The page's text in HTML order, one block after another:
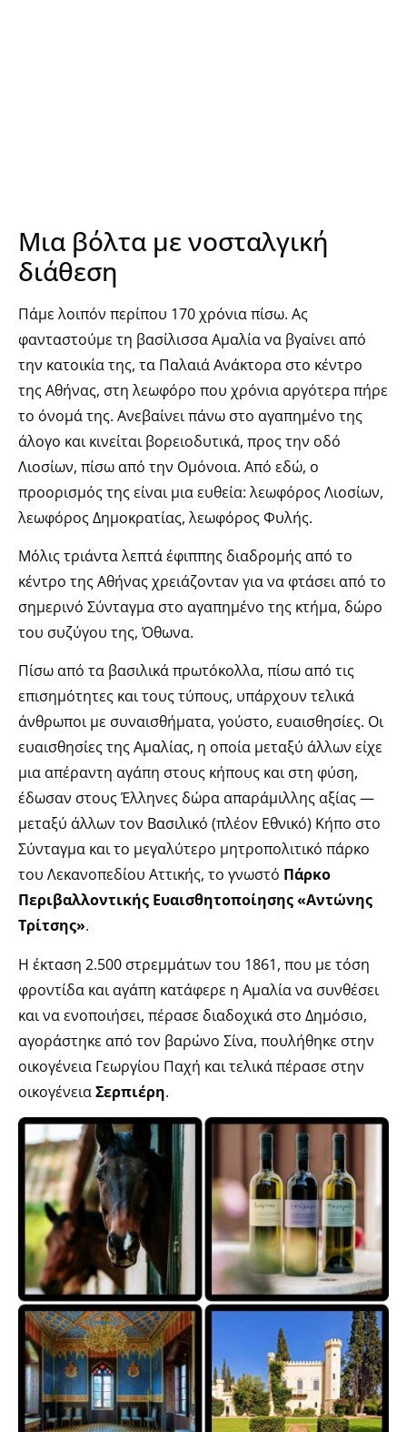
Μια βόλτα με νοσταλγική
διάθεση
Πάμε λοιπόν περίπου 170 χρόνια πίσω. Ας
φανταστούμε τη βασίλισσα Αμαλία να βγαίνει από
την κατοικία της, τα Παλαιά Ανάκτορα στο κέντρο
της Αθήνας, στη λεωφόρο που χρόνια αργότερα πήρε
το όνομά της. Ανεβαίνει πάνω στο αγαπημένο της
άλογο και κινείται βορειοδυτικά, προς την οδό
Λιοσίων, πίσω από την Ομόνοια. Από εδώ, ο
προορισμός της είναι μια ευθεία: λεωφόρος Λιοσίων,
λεωφόρος Δημοκρατίας, λεωφόρος Φυλής.
Μόλις τριάντα λεπτά έφιππης διαδρομής από το
κέντρο της Αθήνας χρειάζονταν για να φτάσει από το
σημερινό Σύνταγμα στο αγαπημένο της κτήμα, δώρο
του συζύγου της, Όθωνα.
Πίσω από τα βασιλικά πρωτόκολλα, πίσω από τις
επισημότητες και τους τύπους, υπάρχουν τελικά
άνθρωποι με συναισθήματα, γούστο, ευαισθησίες. Οι
ευαισθησίες της Αμαλίας, η οποία μεταξύ άλλων είχε
μια απέραντη αγάπη στους κήπους και στη φύση,
έδωσαν στους Έλληνες δώρα απαράμιλλης αξίας —
μεταξύ άλλων τον Βασιλικό (πλέον Εθνικό) Κήπο στο
Σύνταγμα και το μεγαλύτερο μητροπολιτικό πάρκο
του Λεκανοπεδίου Αττικής, το γνωστό Πάρκο
Περιβαλλοντικής Ευαισθητοποίησης «Αντώνης
Τρίτσης».
Η έκταση 2.500 στρεμμάτων του 1861, που με τόση
φροντίδα και αγάπη κατάφερε η Αμαλία να συνθέσει
και να ενοποιήσει, πέρασε διαδοχικά στο Δημόσιο,
αγοράστηκε από τον βαρώνο Σίνα, πουλήθηκε στην
οικογένεια Γεωργίου Παχή και τελικά πέρασε στην
οικογένειαΣερπιέρη.